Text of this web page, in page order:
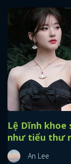
Lệ Dĩnh khoe
như tiểu thư
An Lee